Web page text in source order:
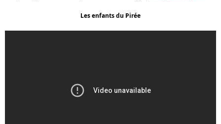
Les enfants du Pirée